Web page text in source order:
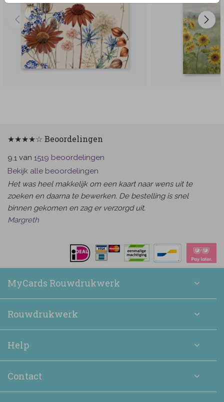
★★★★☆ Beoordelingen
9.1 van 1519 beoordelingen
Bekijk alle beoordelingen
Het was heel makkelijk om een kaart naar wens uit te
zoeken en daarna te bewerken. De bestelling is snel
binnen gekomen en zag er verzorgd uit.
Margreth
MyCards Rouwdrukwerk
Rouwdrukwerk
Help
Contact